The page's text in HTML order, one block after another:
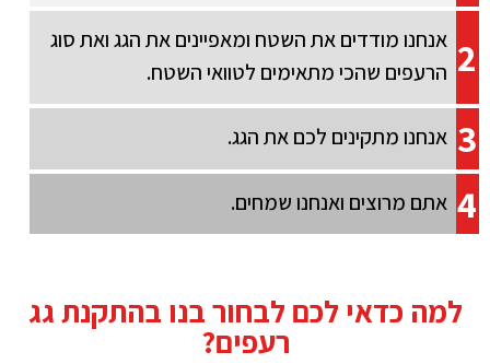
2 אנחנו מודדים את השטח ומאפיינים את הגג ואת סוג
הרעפים שהכי מתאימים לטוואי השטח.
3 אנחנו מתקינים לכם את הגג.
4 אתם מרוצים ואנחנו שמחים.
למה כדאי לכם לבחור בנו בהתקנת גג
רעפים?